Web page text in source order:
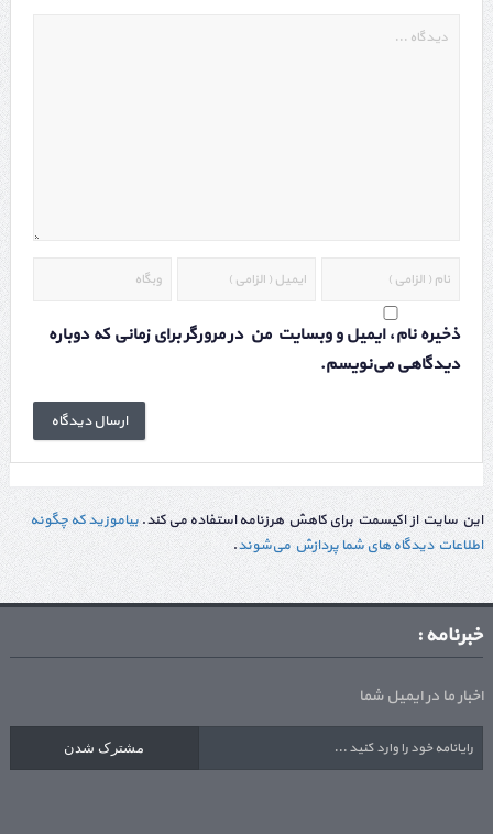
ذخیره نام، ایمیل و وبسایت من در مرورگر برای زمانی که دوباره
دیدگاهی می‌نویسم.
این سایت از اکیسمت برای کاهش هرزنامه استفاده می کند.بیاموزید که چگونه
اطلاعات دیدگاه های شما پردازش می‌شوند.
خبرنامه :
اخبار ما در ایمیل شما
مشترک شدن